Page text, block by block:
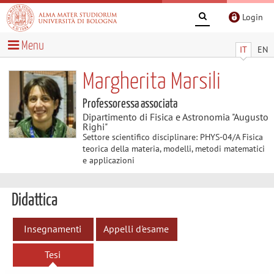
Login
IT EN
Menu
Margherita Marsili
Professoressa associata
Dipartimento di Fisica e Astronomia "Augusto
Righi"
Settore scientifico disciplinare: PHYS-04/A Fisica
teorica della materia, modelli, metodi matematici
e applicazioni
Didattica
Insegnamenti Appelli d'esame
Tesi